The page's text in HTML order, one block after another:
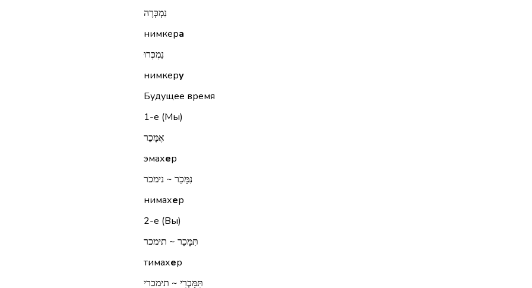
נִמְכְּרָה
нимкера
נִמְכְּרוּ
нимкеру
Будущее время
1-е (Мы)
אֶמָּכֵר
эмахер
נִמָּכֵר ~ נימכר
нимахер
2-е (Вы)
תִּמָּכֵר ~ תימכר
тимахер
תִּמָּכְרִי ~ תימכרי